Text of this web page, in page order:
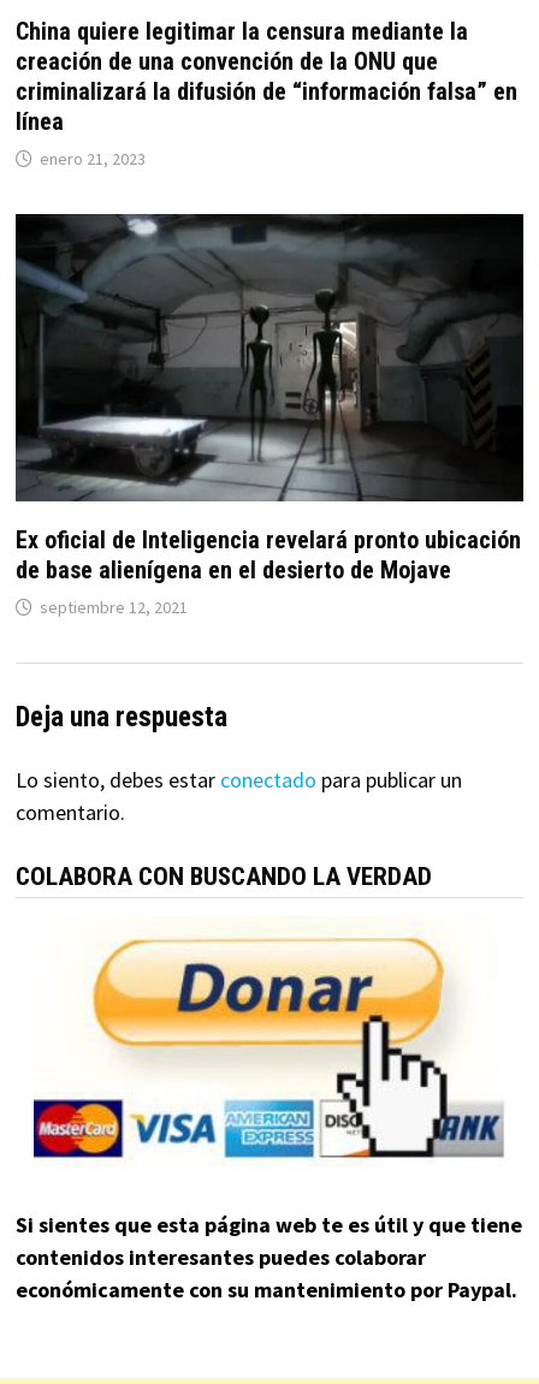
China quiere legitimar la censura mediante la
creación de una convención de la ONU que
criminalizará la difusión de “información falsa” en
línea
enero 21, 2023
Ex oficial de Inteligencia revelará pronto ubicación
de base alienígena en el desierto de Mojave
septiembre 12, 2021
Deja una respuesta
Lo siento, debes estar conectado para publicar un
comentario.
COLABORA CON BUSCANDO LA VERDAD
Si sientes que esta página web te es útil y que tiene
contenidos interesantes puedes colaborar
económicamente con su mantenimiento por Paypal.